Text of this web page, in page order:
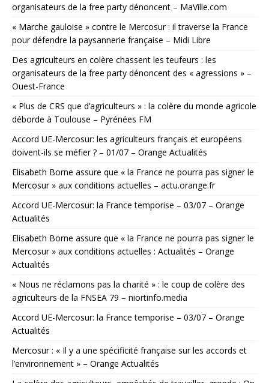
organisateurs de la free party dénoncent – MaVille.com
« Marche gauloise » contre le Mercosur : il traverse la France
pour défendre la paysannerie française – Midi Libre
Des agriculteurs en colère chassent les teufeurs : les
organisateurs de la free party dénoncent des « agressions » –
Ouest-France
« Plus de CRS que d’agriculteurs » : la colère du monde agricole
déborde à Toulouse – Pyrénées FM
Accord UE-Mercosur: les agriculteurs français et européens
doivent-ils se méfier ? – 01/07 – Orange Actualités
Elisabeth Borne assure que « la France ne pourra pas signer le
Mercosur » aux conditions actuelles – actu.orange.fr
Accord UE-Mercosur: la France temporise – 03/07 – Orange
Actualités
Elisabeth Borne assure que « la France ne pourra pas signer le
Mercosur » aux conditions actuelles : Actualités – Orange
Actualités
« Nous ne réclamons pas la charité » : le coup de colère des
agriculteurs de la FNSEA 79 – niortinfo.media
Accord UE-Mercosur: la France temporise – 03/07 – Orange
Actualités
Mercosur : « Il y a une spécificité française sur les accords et
l’environnement » – Orange Actualités